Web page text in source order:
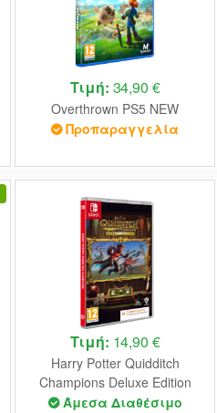
Τιμή: 34,90 €
Overthrown PS5 NEW
Προπαραγγελία
Τιμή: 14,90 €
Harry Potter Quidditch
Champions Deluxe Edition
(Code in a Box) Nintendo
Άμεσα Διαθέσιμο